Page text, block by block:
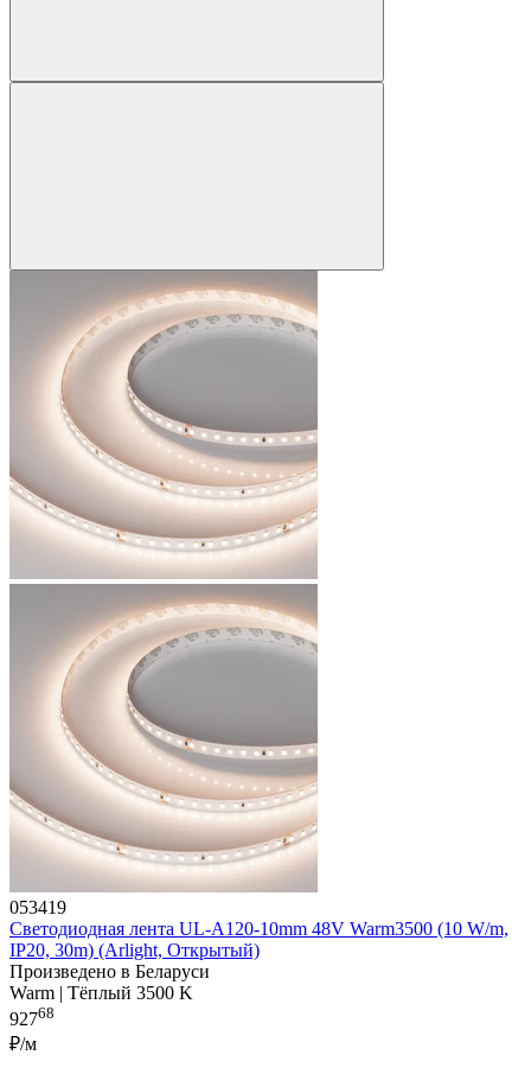
053419
Светодиодная лента UL-A120-10mm 48V Warm3500 (10 W/m,
IP20, 30m) (Arlight, Открытый)
Произведено в Беларуси
Warm | Тёплый 3500 K
92768
₽/м